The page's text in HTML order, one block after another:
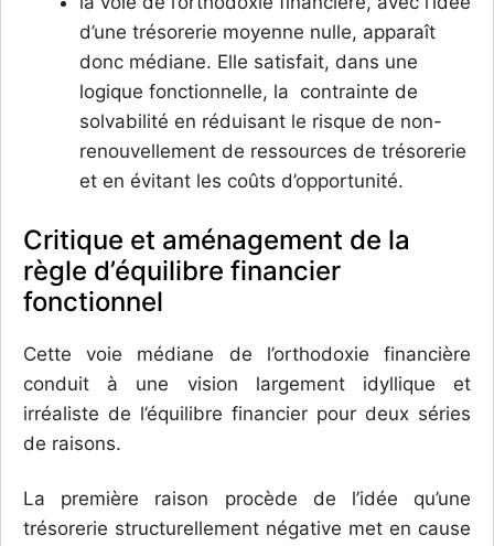
d’une trésorerie moyenne nulle, apparaît
donc médiane. Elle satisfait, dans une
logique fonctionnelle, la contrainte de
solvabilité en réduisant le risque de non-
renouvellement de ressources de trésorerie
et en évitant les coûts d’opportunité.
Critique et aménagement de la
règle d’équilibre financier
fonctionnel
Cette voie médiane de l’orthodoxie financière
conduit à une vision largement idyllique et
irréaliste de l’équilibre financier pour deux séries
de raisons.
La première raison procède de l’idée qu’une
trésorerie structurellement négative met en cause